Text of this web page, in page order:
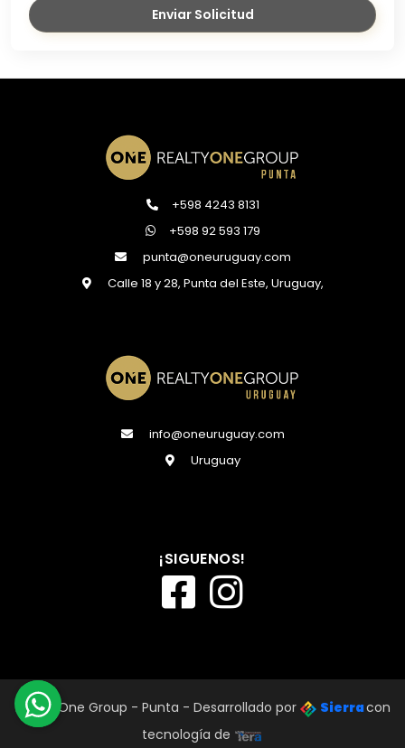
Enviar Solicitud
+598 4243 8131
+598 92 593 179
punta@oneuruguay.com
Calle 18 y 28, Punta del Este, Uruguay,
info@oneuruguay.com
Uruguay
¡SIGUENOS!
Realty One Group - Punta - Desarrollado por Sierracon
tecnología de